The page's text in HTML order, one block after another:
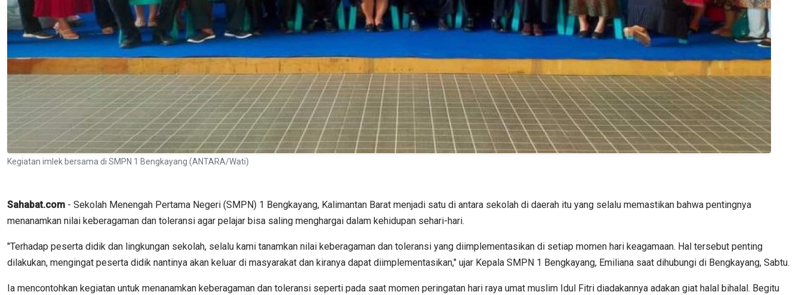
Kegiatan imlek bersama di SMPN 1 Bengkayang (ANTARA/Wati)
Sahabat.com - Sekolah Menengah Pertama Negeri (SMPN) 1 Bengkayang, Kalimantan Barat menjadi satu di antara sekolah di daerah itu yang selalu memastikan bahwa pentingnya
menanamkan nilai keberagaman dan toleransi agar pelajar bisa saling menghargai dalam kehidupan sehari-hari.
"Terhadap peserta didik dan lingkungan sekolah, selalu kami tanamkan nilai keberagaman dan toleransi yang diimplementasikan di setiap momen hari keagamaan. Hal tersebut penting
dilakukan, mengingat peserta didik nantinya akan keluar di masyarakat dan kiranya dapat diimplementasikan," ujar Kepala SMPN 1 Bengkayang, Emiliana saat dihubungi di Bengkayang, Sabtu.
Ia mencontohkan kegiatan untuk menanamkan keberagaman dan toleransi seperti pada saat momen peringatan hari raya umat muslim Idul Fitri diadakannya adakan giat halal bihalal. Begitu